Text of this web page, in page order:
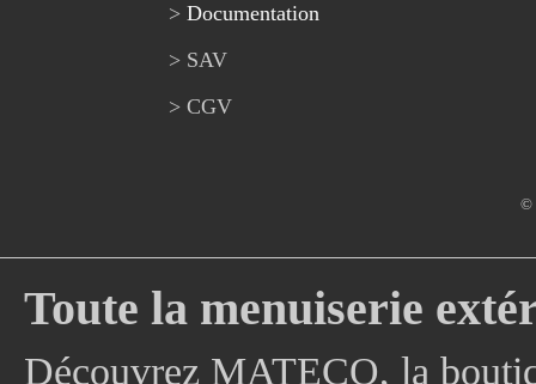
> Documentation
> SAV
> CGV
©
Toute la menuiserie
Découvrez MATECO, la